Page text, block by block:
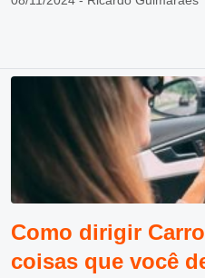
Como dirigir
coisas que você